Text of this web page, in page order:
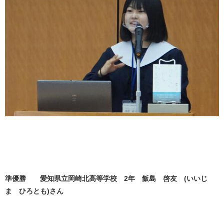
準優勝 愛知県立岡崎北高等学校 2年 飯島 啓友 (いいじ
ま
ひろとも)さん